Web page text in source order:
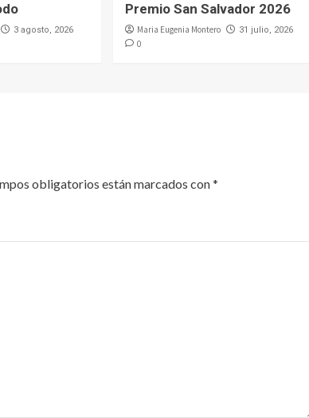
3 agosto, 2026
Premio San Salvador 2026
Maria Eugenia Montero 31 julio, 2026
0
obligatorios están marcados con*